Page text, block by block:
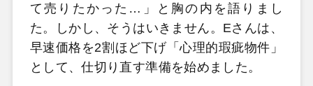
て売りたかった…」と胸の内を語りまし
た。しかし、そうはいきません。Eさんは、
早速価格を2割ほど下げ「心理的瑕疵物件」
として、仕切り直す準備を始めました。